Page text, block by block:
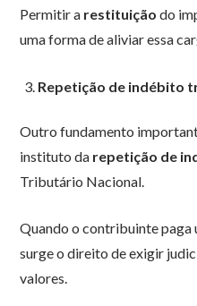
Permitir a restituição do
uma forma de aliviar essa
Repetição de indébito
Outro fundamento
instituto da repetição de
Tributário Nacional.
Quando o contribuinte paga
surge o direito de exigir
valores.